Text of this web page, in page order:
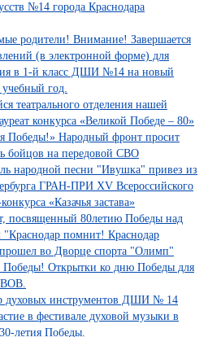
№14 города Краснодара
родители! Внимание! Завершается
(в электронной форме) для
в 1-й класс ДШИ №14 на новый
год.
театрального отделения нашей
конкурса «Великой Победе – 80»
Победы!» Народный фронт просит
бойцов на передовой СВО
народной песни "Ивушка" привез из
ГРАН-ПРИ XV Всероссийского
«Казачья застава»
посвященный 80летию Победы над
помнит! Краснодар
во Дворце спорта "Олимп"
Открытки ко дню Победы для
ВОВ.
духовых инструментов ДШИ № 14
в фестивале духовой музыки в
летия Победы.